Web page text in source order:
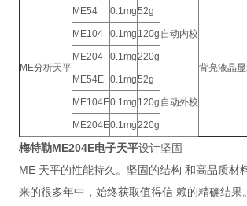
ME分析天平
ME54 0.1mg52g
自动内校
背亮液晶
ME104 0.1mg 120g
ME204 0.1mg220g
ME54E 0.1mg52g
自动外校
ME104E0.1mg 120g
ME204E0.1mg220g
梅特勒ME204E电子天平设计坚固
ME 天平的性能持久。坚固的结构 和高品质材
来的很多年中，始终获取值得信 赖的精确结果。